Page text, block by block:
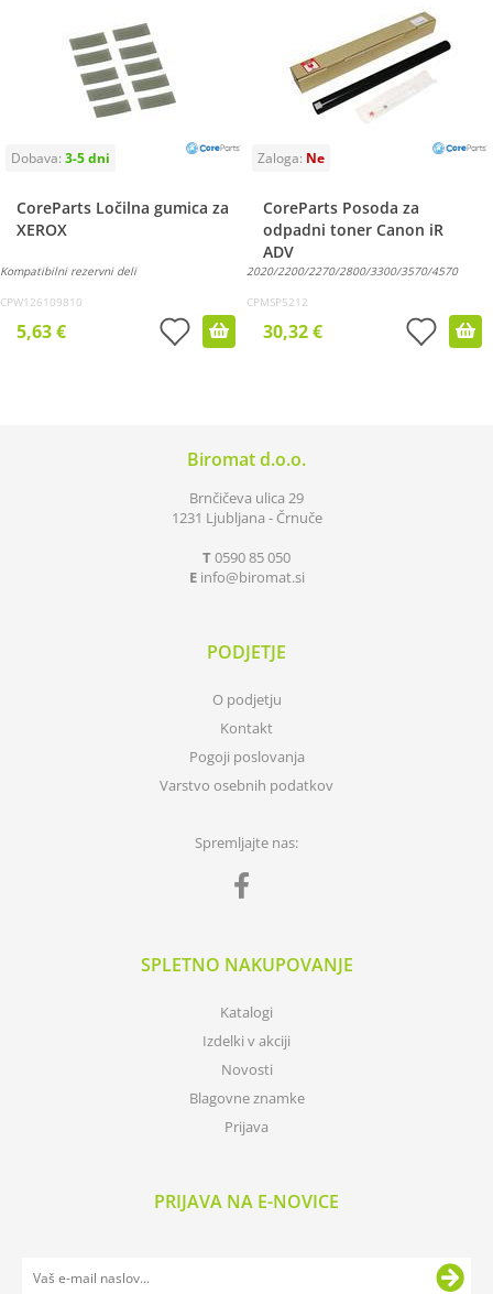
CoreParts Ločilna gumica za
XEROX
Kompatibilni rezervni deli
CPW126109810
5,63 €
CoreParts Posoda za
odpadni toner Canon iR
ADV
2020/2200/2270/2800/3300/3570/4570
CPMSP5212
30,32 €
Biromat d.o.o.
Brnčičeva ulica 29
1231 Ljubljana - Črnuče
T0590 85 050
E info biromat.si
PODJETJE
O podjetju
Kontakt
Pogoji poslovanja
Varstvo osebnih podatkov
Spremljajte nas:
SPLETNO NAKUPOVANJE
Katalogi
Izdelki v akciji
Novosti
Blagovne znamke
Prijava
PRIJAVA NA E-NOVICE